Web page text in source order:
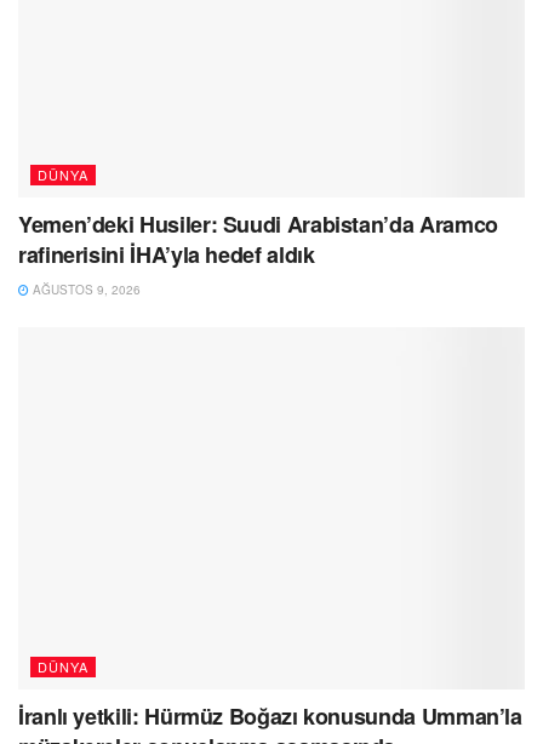
DÜNYA
Yemen’deki Husiler: Suudi Arabistan’da Aramco
rafinerisini İHA’yla hedef aldık
AĞUSTOS 9, 2026
DÜNYA
İranlı yetkili: Hürmüz Boğazı konusunda Umman’la